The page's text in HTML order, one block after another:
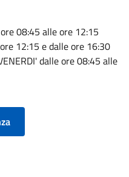
08:45 alle ore 12:15
12:15 e dalle ore 16:30
dalle ore 08:45 alle